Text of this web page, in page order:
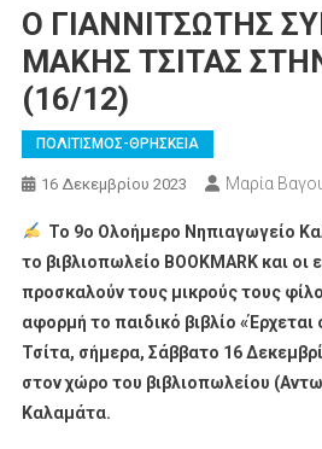
Ο ΓΙΑΝΝΙΤΣΩΤΗΣ
ΜΑΚΗΣ ΤΣΙΤΑΣ
(16/12)
ΠΟΛΙΤΙΣΜΟΣ-ΘΡΗΣΚΕΙΑ
16 Δεκεμβρίου 2023 Μαρία
Το 9ο Ολοήμερο Νηπιαγωγείο
το βιβλιοπωλείο BOOKMARK και
προσκαλούν τους μικρούς τους
αφορμή το παιδικό βιβλίο
Τσίτα, σήμερα, Σάββατο 16
στον χώρο του βιβλιοπωλείου
Καλαμάτα.